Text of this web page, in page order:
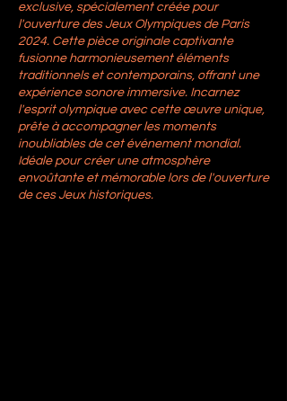
exclusive, spécialement créée pour
l'ouverture des Jeux Olympiques de Paris
2024. Cette pièce originale captivante
fusionne harmonieusement éléments
traditionnels et contemporains, offrant une
expérience sonore immersive. Incarnez
l'esprit olympique avec cette œuvre unique,
prête à accompagner les moments
inoubliables de cet événement mondial.
Idéale pour créer une atmosphère
envoûtante et mémorable lors de l'ouverture
de ces Jeux historiques.